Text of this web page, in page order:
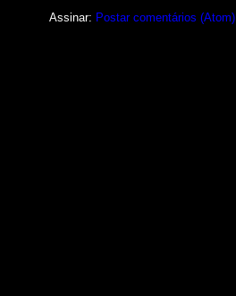
Assinar: Postar comentários (Atom)